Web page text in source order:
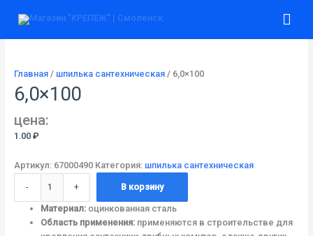
Главная/ шпилька сантехническая/ 6,0×100
6,0×100
цена:
1.00 ₽
Артикул: 67000490 Категория: шпилька сантехническая
-
товара
+ В корзину
Материал:оцинкованная сталь
Область применения:применяются в строительстве для